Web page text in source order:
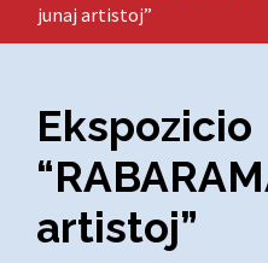
junaj artistoj”
Ekspozicio
artistoj”